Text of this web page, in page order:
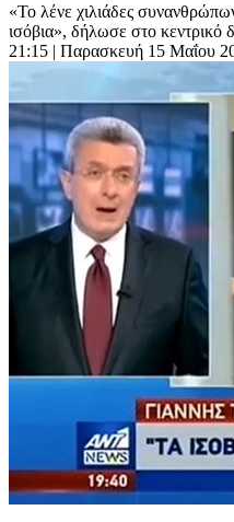
«Το λένε χιλιάδες
ισόβια», δήλωσε στο
21:15 | Παρασκευή 15 Μαΐου